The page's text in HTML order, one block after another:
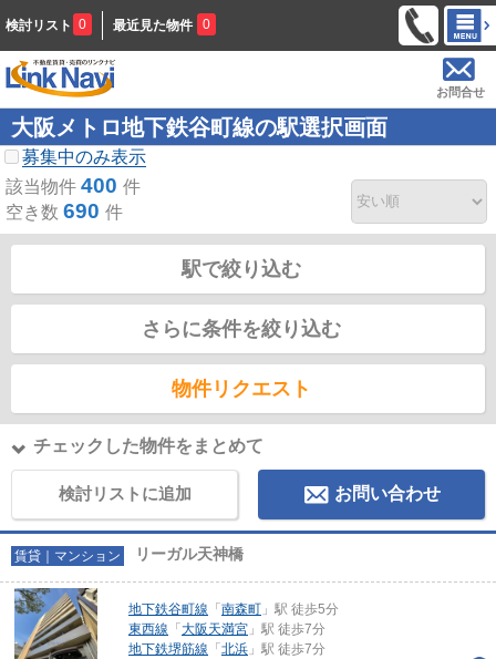
検討リスト 0 最近見た物件 0
お問合せ
大阪メトロ地下鉄谷町線の駅選択画面
募集中のみ表示
該当物件 400 件
空き数 690 件
駅で絞り込む
さらに条件を絞り込む
物件リクエスト
チェックした物件をまとめて
検討リストに追加 お問い合わせ
賃貸｜マンション リーガル天神橋
地下鉄谷町線 「 南森町 」駅 徒歩5分
東西線 「 大阪天満宮 」駅 徒歩7分
地下鉄堺筋線 「 北浜 」駅 徒歩7分